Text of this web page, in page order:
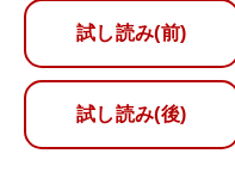
試し読み(前)
試し読み(後)